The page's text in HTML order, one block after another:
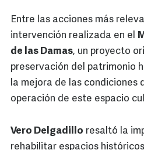
Entre las acciones más
intervención realizada en el
de las Damas, un proyecto
preservación del patrimonio
la mejora de las condiciones
operación de este espacio
Vero Delgadillo resaltó la
rehabilitar espacios